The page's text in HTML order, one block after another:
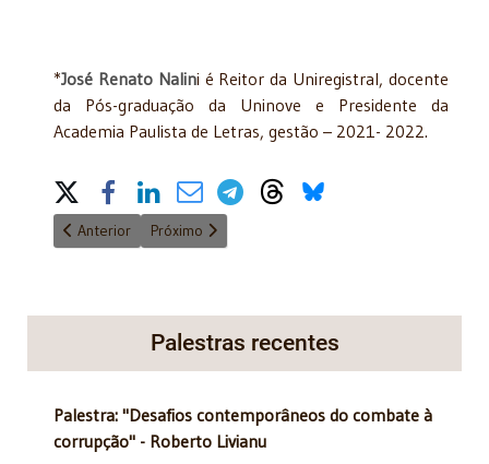
*José Renato Nalini é Reitor da Uniregistral, docente
da Pós-graduação da Uninove e Presidente da
Academia Paulista de Letras, gestão – 2021- 2022.
Share on Social Media
Artigo anterior: Um decano que soube divergir
Anterior Próximo artigo: A incidência na distribuição de
Próximo
Palestras recentes
Palestra: "Desafios contemporâneos do combate à
corrupção" - Roberto Livianu